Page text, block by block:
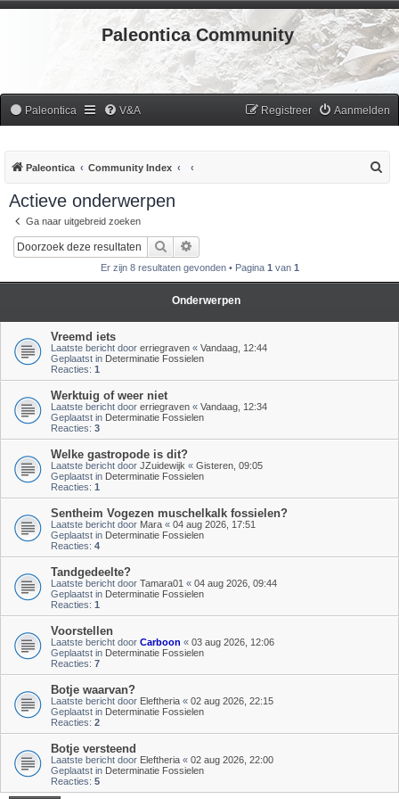
Paleontica Community
Paleontica V&A Aanmelden
Registreer
Paleontica Community Index
Actieve onderwerpen
Ga naar uitgebreid zoeken
Zoek
Er zijn 8 resultaten gevonden • Pagina 1 van 1
Onderwerpen
Vreemd iets
Laatste bericht door erriegraven « Vandaag, 12:44
Geplaatst in Determinatie Fossielen
Reacties: 1
Werktuig of weer niet
Laatste bericht door erriegraven « Vandaag, 12:34
Geplaatst in Determinatie Fossielen
Reacties: 3
Welke gastropode is dit?
Laatste bericht door JZuidewijk « Gisteren, 09:05
Geplaatst in Determinatie Fossielen
Reacties: 1
Sentheim Vogezen muschelkalk fossielen?
Laatste bericht door Mara « 04 aug 2026, 17:51
Geplaatst in Determinatie Fossielen
Reacties: 4
Tandgedeelte?
Laatste bericht door Tamara01 « 04 aug 2026, 09:44
Geplaatst in Determinatie Fossielen
Reacties: 1
Voorstellen
Laatste bericht door Carboon « 03 aug 2026, 12:06
Geplaatst in Determinatie Fossielen
Reacties: 7
Botje waarvan?
Laatste bericht door Eleftheria « 02 aug 2026, 22:15
Geplaatst in Determinatie Fossielen
Reacties: 2
Botje versteend
Laatste bericht door Eleftheria « 02 aug 2026, 22:00
Geplaatst in Determinatie Fossielen
Reacties: 5